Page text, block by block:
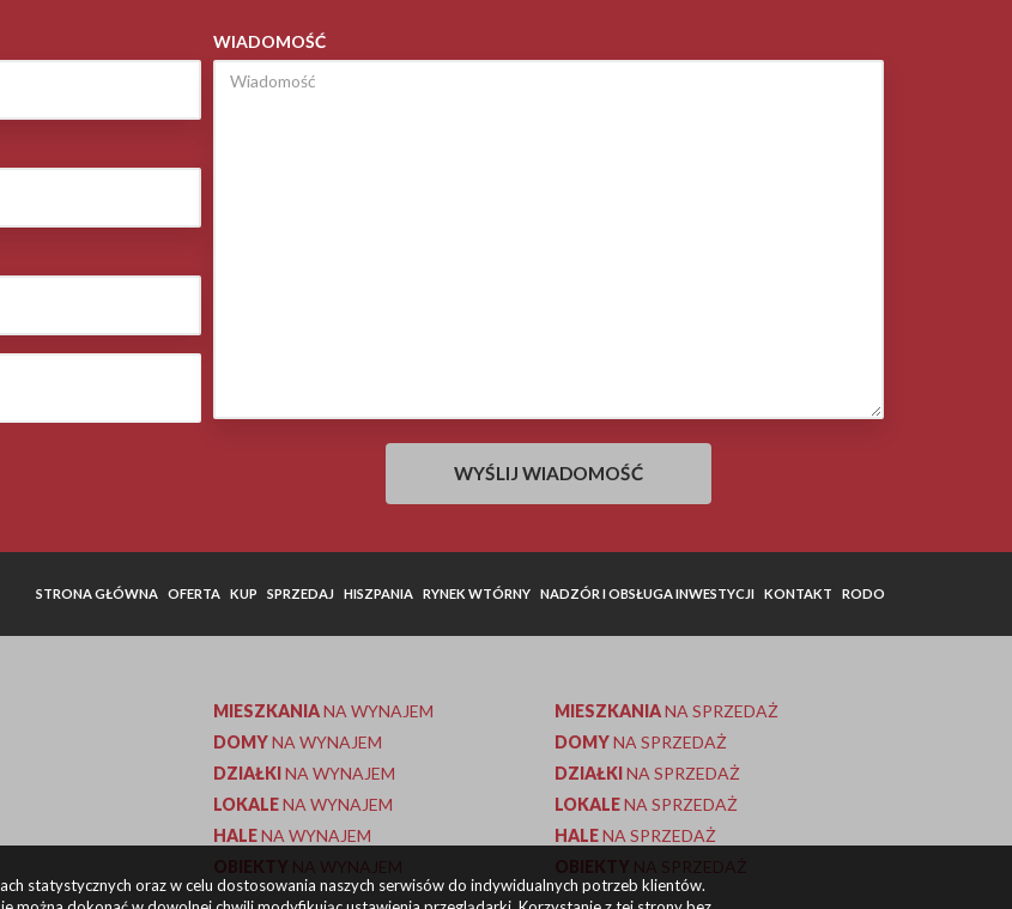
WIADOMOŚĆ
STRONA GŁÓWNA OFERTA KUP SPRZEDAJ HISZPANIA RYNEK WTÓRNY NADZÓR I OBSŁUGA INWESTYCJI KONTAKT RODO
MIESZKANIANA WYNAJEM
DOMYNA WYNAJEM
DZIAŁKINA WYNAJEM
LOKALENA WYNAJEM
HALENA WYNAJEM
MIESZKANIANA SPRZEDAŻ
DOMYNA SPRZEDAŻ
DZIAŁKINA SPRZEDAŻ
LOKALENA SPRZEDAŻ
HALENA SPRZEDAŻ
statystycznych oraz w celu dostosowania naszych serwisów do indywidualnych potrzeb klientów.